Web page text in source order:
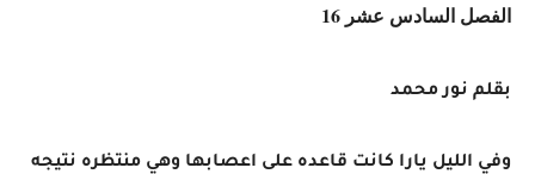
الفصل السادس عشر 16
بقلم نور محمد
وفي الليل يارا كانت قاعده على اعصابها وهي منتظره نتيجه